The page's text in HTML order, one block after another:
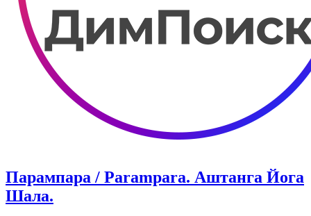
Парампара / Parampara. Аштанга Йога
Шала.